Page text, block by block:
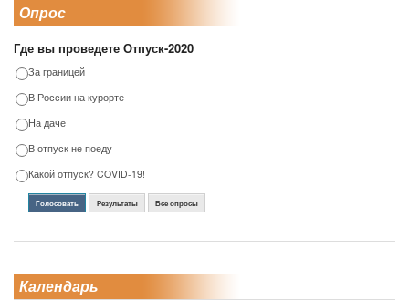
Опрос
Где вы проведете Отпуск-2020
За границей
В России на курорте
На даче
В отпуск не поеду
Какой отпуск? COVID-19!
Голосовать Результаты Все опросы
Календарь